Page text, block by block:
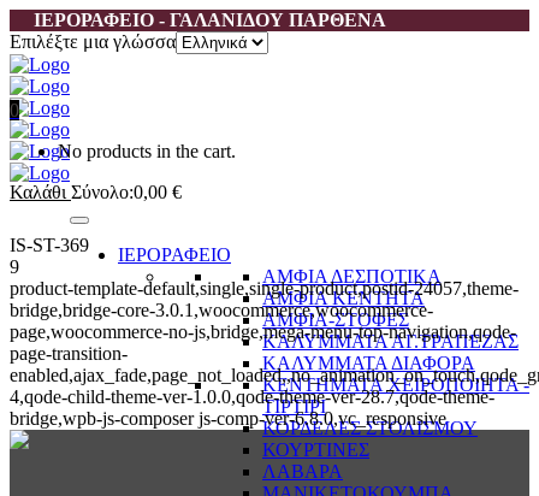
ΙΕΡΟΡΑΦΕΙΟ - ΓΑΛΑΝΙΔΟΥ ΠΑΡΘΕΝΑ
Επιλέξτε μια γλώσσα
0
No products in the cart.
Καλάθι Σύνολο:0,00 €
ΙΕΡΟΡΑΦΕΙΟ
ΑΜΦΙΑ ΔΕΣΠΟΤΙΚΑ
ΑΜΦΙΑ ΚΕΝΤΗΤΑ
ΑΜΦΙΑ-ΣΤΟΦΕΣ
ΚΑΛΥΜΜΑΤΑ ΑΓ.ΤΡΑΠΕΖΑΣ
ΚΑΛΥΜΜΑΤΑ ΔΙΑΦΟΡΑ
ΚΕΝΤΗΜΑΤΑ ΧΕΙΡΟΠΟΙΗΤΑ -
ΤΙΡΤΙΡΙ
ΚΟΡΔΕΛΕΣ ΣΤΟΛΙΣΜΟΥ
ΚΟΥΡΤΙΝΕΣ
ΛΑΒΑΡΑ
IS-ST-369
9
product-template-default,single,single-product,postid-24057,theme-
bridge,bridge-core-3.0.1,woocommerce,woocommerce-
page,woocommerce-no-js,bridge,mega-menu-top-navigation,qode-
page-transition-
4,qode-child-theme-ver-1.0.0,qode-theme-ver-28.7,qode-theme-
bridge,wpb-js-composer js-comp-ver-6.8.0,vc_responsive